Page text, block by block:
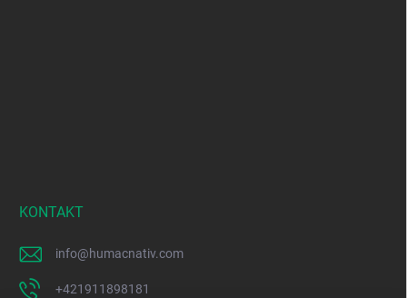
KONTAKT
info@humacnativ.com
+421911898181